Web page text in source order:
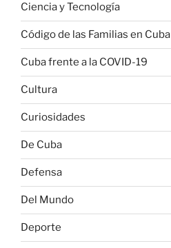
Ciencia y Tecnología
Código de las Familias en Cuba
Cuba frente a la COVID-19
Cultura
Curiosidades
De Cuba
Defensa
Del Mundo
Deporte